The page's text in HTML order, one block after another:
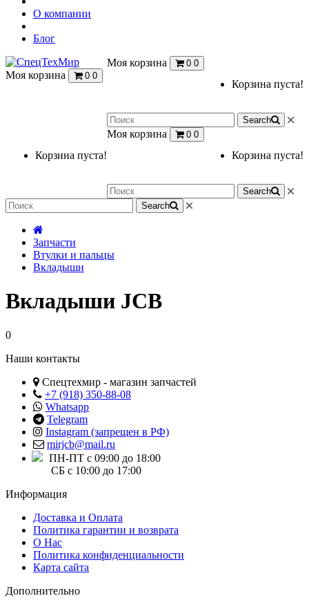
О компании
Блог
Моя корзина 0 0
Корзина пуста!
Search
Моя корзина 0 0
Корзина пуста!
Search
Моя корзина 0 0
Корзина пуста!
Search
Запчасти
Втулки и пальцы
Вкладыши
Вкладыши JCB
0
Наши контакты
Спецтехмир - магазин запчастей
+7 (918) 350-88-08
Whatsapp
Telegram
Instagram (запрещен в РФ)
mirjcb@mail.ru
ПН-ПТ с 09:00 до 18:00
СБ с 10:00 до 17:00
Информация
Доставка и Оплата
Политика гарантии и возврата
О Нас
Политика конфиденциальности
Карта сайта
Дополнительно